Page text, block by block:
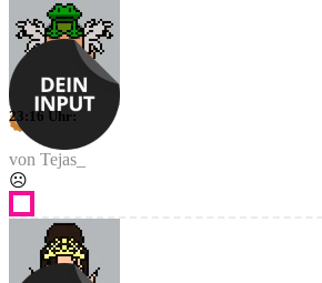
23:16 Uhr:
von Tejas_
☹️